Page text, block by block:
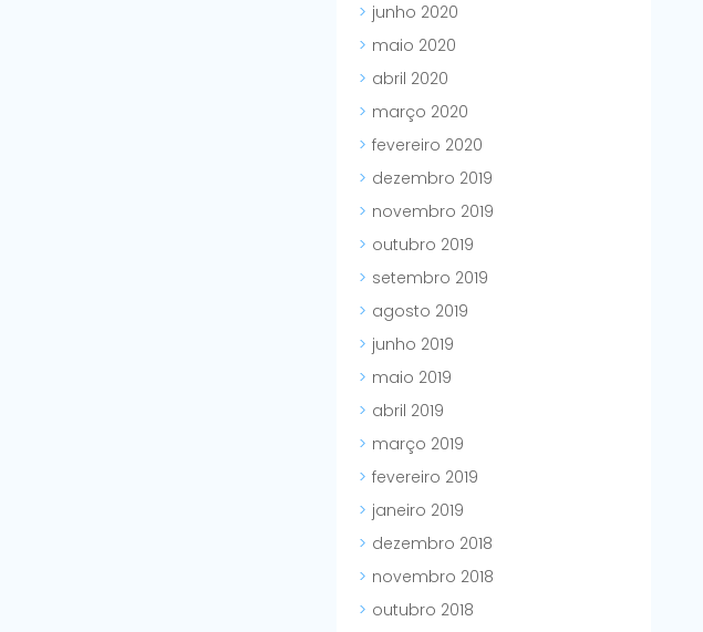
junho 2020
maio 2020
abril 2020
março 2020
fevereiro 2020
dezembro 2019
novembro 2019
outubro 2019
setembro 2019
agosto 2019
junho 2019
maio 2019
abril 2019
março 2019
fevereiro 2019
janeiro 2019
dezembro 2018
novembro 2018
outubro 2018